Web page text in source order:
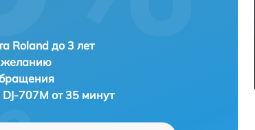
Roland до 3 лет
желанию
707M от 35 минут